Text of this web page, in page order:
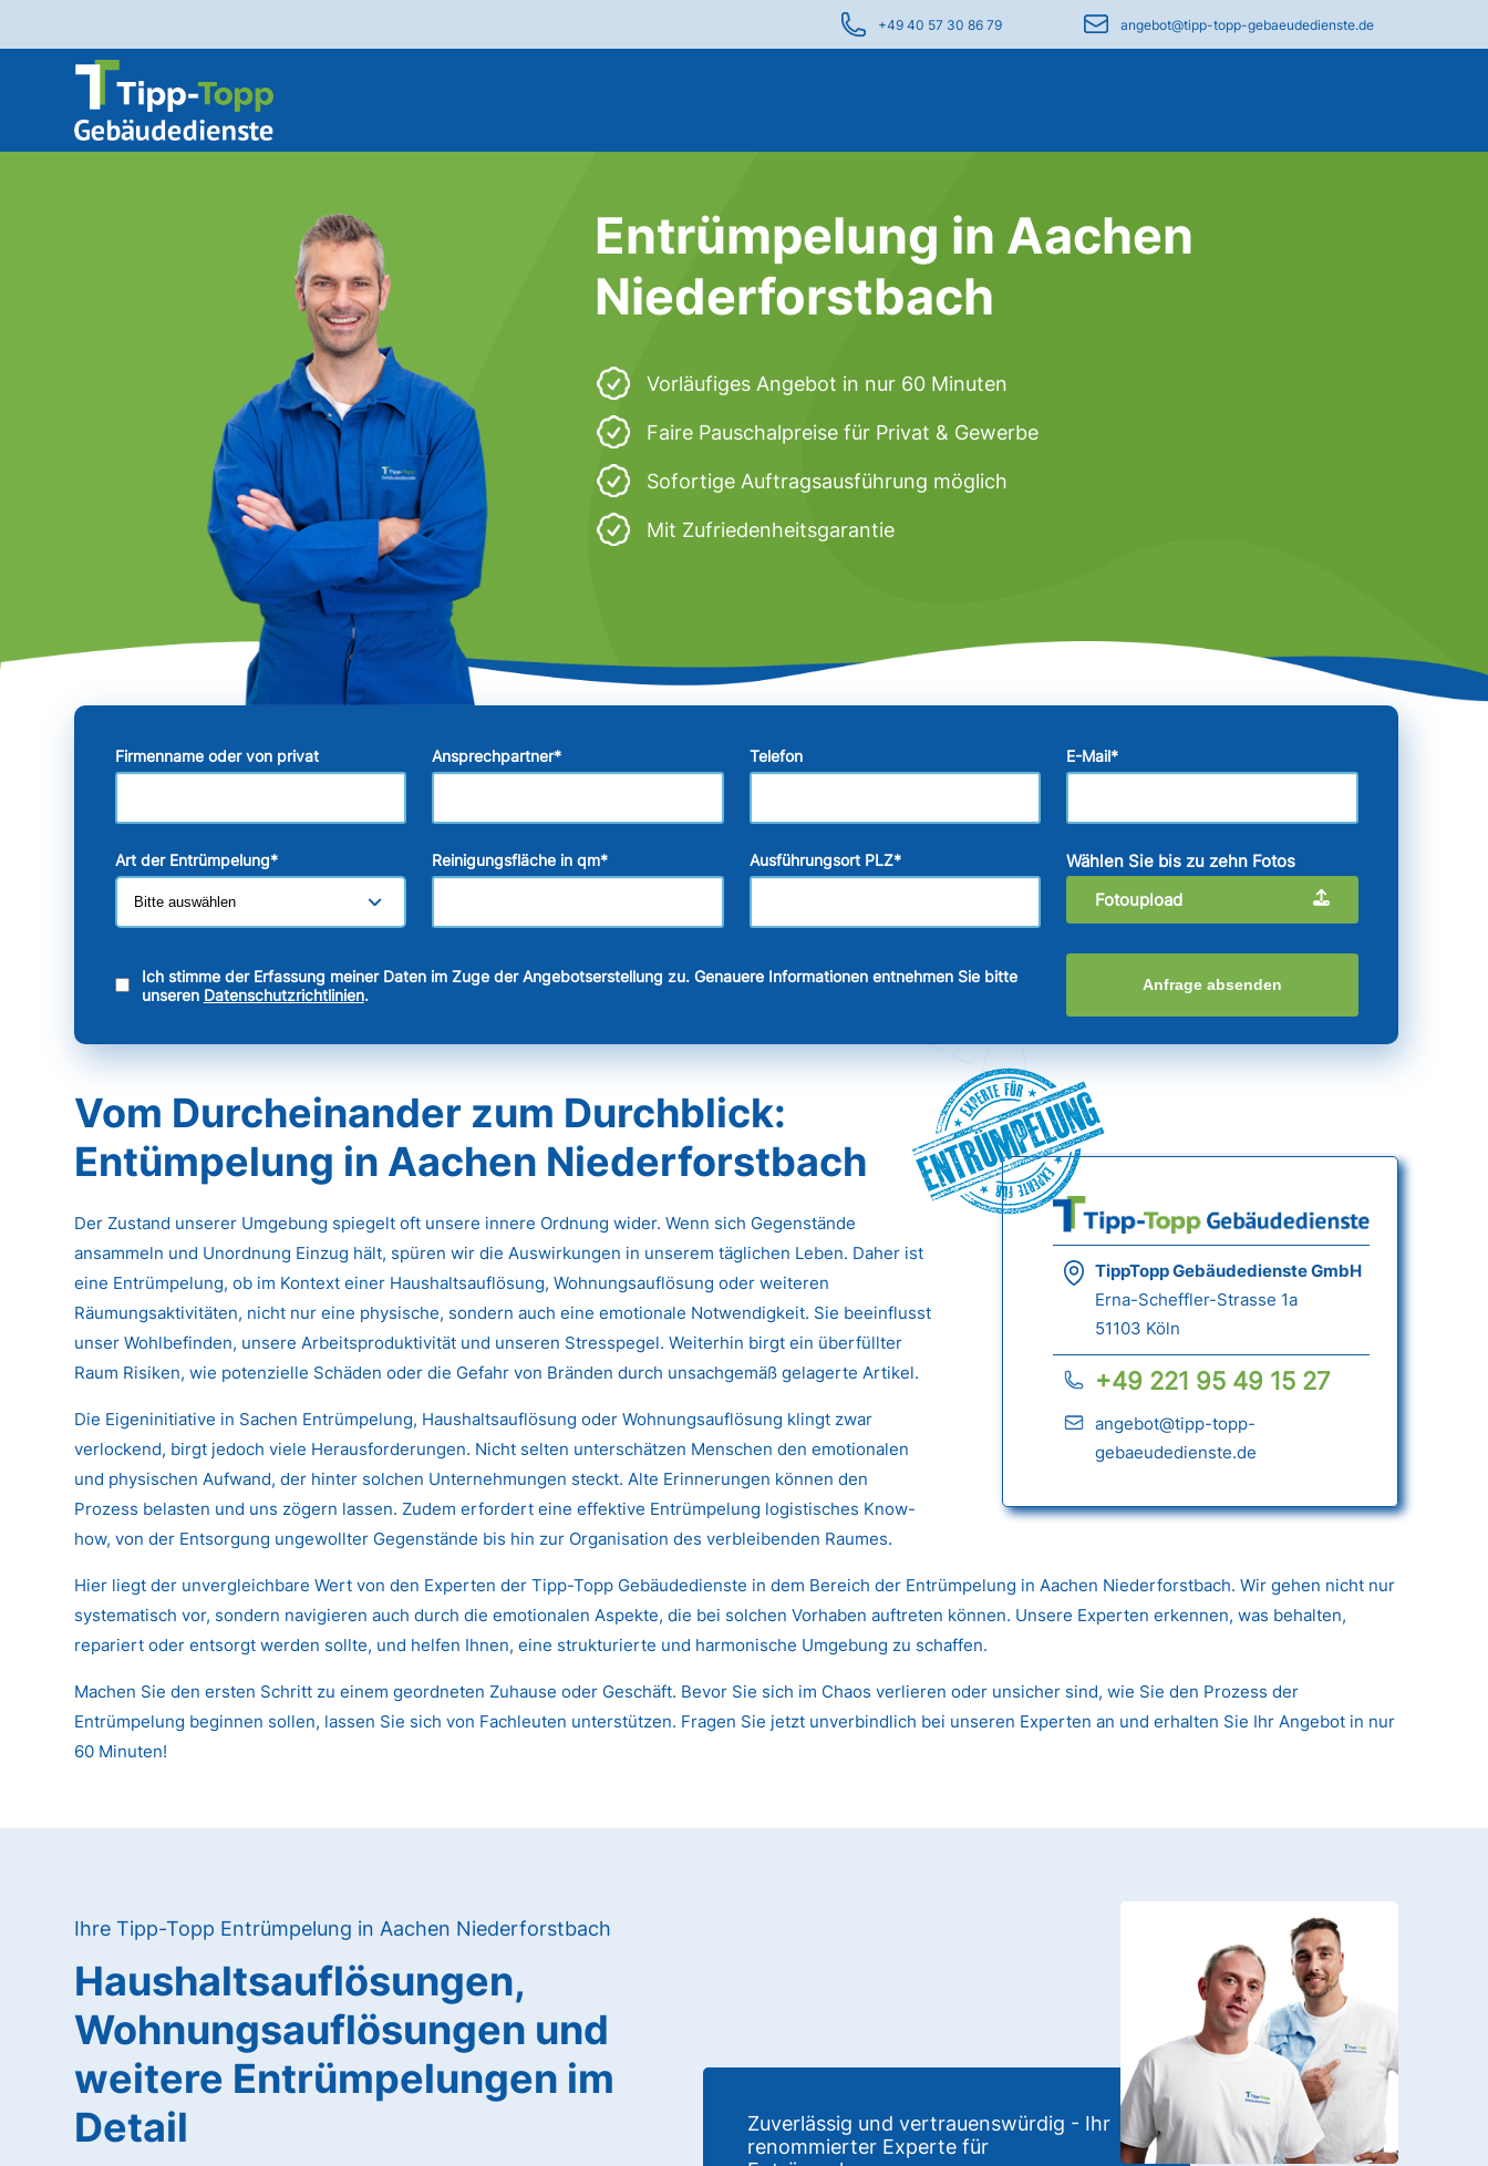
+49 40 57 30 86 79 angebot@tipp-topp-gebaeudedienste.de
Entrümpelung in Aachen
Niederforstbach
Vorläufiges Angebot in nur 60 Minuten
Faire Pauschalpreise für Privat & Gewerbe
Sofortige Auftragsausführung möglich
Mit Zufriedenheitsgarantie
Firmenname oder von privat Ansprechpartner* Telefon E-Mail*
Art der Entrümpelung* Reinigungsfläche in qm* Ausführungsort PLZ*
Wählen Sie bis zu zehn Fotos
Fotoupload
Ich stimme der Erfassung meiner Daten im Zuge der Angebotserstellung zu. Genauere Informationen entnehmen Sie bitte
unseren Datenschutzrichtlinien.
Anfrage absenden
Vom Durcheinander zum Durchblick:
Entümpelung in Aachen Niederforstbach
Entrümpelung
TippTopp Gebäudedienste GmbH
Erna-Scheffler-Strasse 1a
51103 Köln
+49 221 95 49 15 27
angebot@tipp-topp-
gebaeudedienste.de
Der Zustand unserer Umgebung spiegelt oft unsere innere Ordnung wider. Wenn sich Gegenstände
ansammeln und Unordnung Einzug hält, spüren wir die Auswirkungen in unserem täglichen Leben. Daher ist
eine Entrümpelung, ob im Kontext einer Haushaltsauflösung, Wohnungsauflösung oder weiteren
Räumungsaktivitäten, nicht nur eine physische, sondern auch eine emotionale Notwendigkeit. Sie beeinflusst
unser Wohlbefinden, unsere Arbeitsproduktivität und unseren Stresspegel. Weiterhin birgt ein überfüllter
Raum Risiken, wie potenzielle Schäden oder die Gefahr von Bränden durch unsachgemäß gelagerte Artikel.
Die Eigeninitiative in Sachen Entrümpelung, Haushaltsauflösung oder Wohnungsauflösung klingt zwar
verlockend, birgt jedoch viele Herausforderungen. Nicht selten unterschätzen Menschen den emotionalen
und physischen Aufwand, der hinter solchen Unternehmungen steckt. Alte Erinnerungen können den
Prozess belasten und uns zögern lassen. Zudem erfordert eine effektive Entrümpelung logistisches Know-
how, von der Entsorgung ungewollter Gegenstände bis hin zur Organisation des verbleibenden Raumes.
Hier liegt der unvergleichbare Wert von den Experten der Tipp-Topp Gebäudedienste in dem Bereich der Entrümpelung in Aachen Niederforstbach. Wir gehen nicht nur
systematisch vor, sondern navigieren auch durch die emotionalen Aspekte, die bei solchen Vorhaben auftreten können. Unsere Experten erkennen, was behalten,
repariert oder entsorgt werden sollte, und helfen Ihnen, eine strukturierte und harmonische Umgebung zu schaffen.
Machen Sie den ersten Schritt zu einem geordneten Zuhause oder Geschäft. Bevor Sie sich im Chaos verlieren oder unsicher sind, wie Sie den Prozess der
Entrümpelung beginnen sollen, lassen Sie sich von Fachleuten unterstützen. Fragen Sie jetzt unverbindlich bei unseren Experten an und erhalten Sie Ihr Angebot in nur
60 Minuten!
Ihre Tipp-Topp Entrümpelung in Aachen Niederforstbach
Zuverlässig und vertrauenswürdig - Ihr
renommierter Experte für
Haushaltsauflösungen,
Wohnungsauflösungen und
weitere Entrümpelungen im
Detail